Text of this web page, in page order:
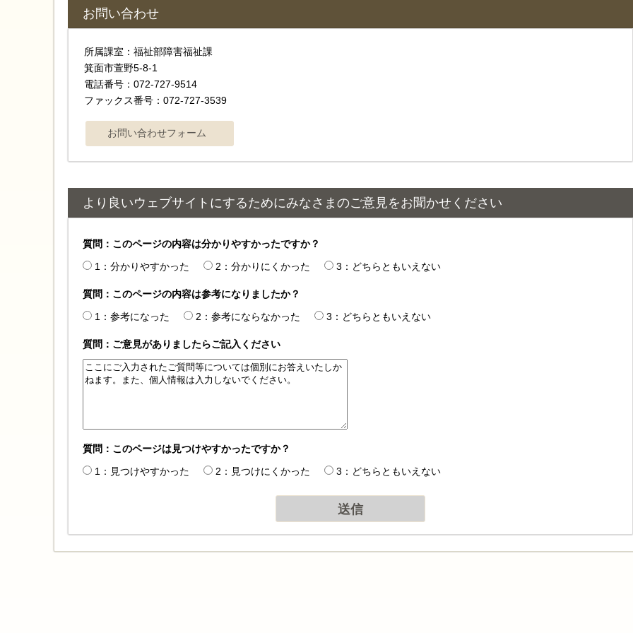
お問い合わせ
所属課室：福祉部障害福祉課
箕面市萱野5-8-1
電話番号：072-727-9514
ファックス番号：072-727-3539
より良いウェブサイトにするためにみなさまのご意見をお聞かせください
質問：このページの内容は分かりやすかったですか？
1：分かりやすかった
2：分かりにくかった 3：どちらともいえない
質問：このページの内容は参考になりましたか？
1：参考になった
2：参考にならなかった 3：どちらともいえない
質問：ご意見がありましたらご記入ください
質問：このページは見つけやすかったですか？
1：見つけやすかった
2：見つけにくかった 3：どちらともいえない